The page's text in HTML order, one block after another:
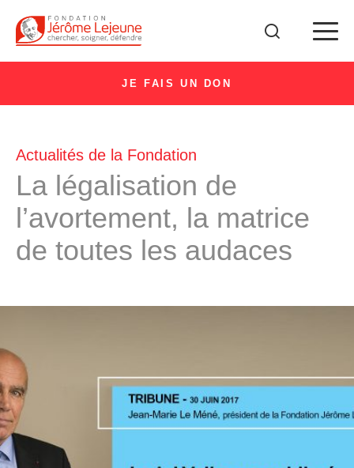
JE FAIS UN DON
Actualités de la Fondation
La légalisation de
l’avortement, la matrice
de toutes les audaces